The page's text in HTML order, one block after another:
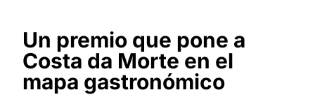
Un premio que pone a
Costa da Morte en el
mapa gastronómico